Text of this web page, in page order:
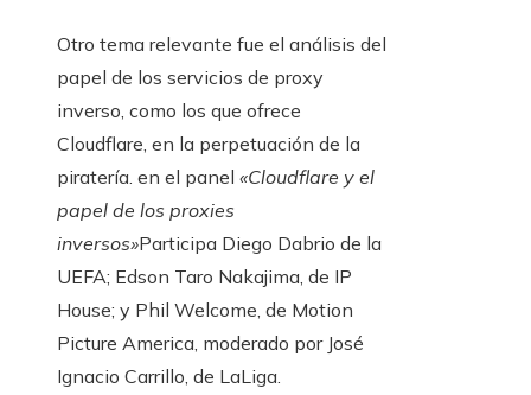
Otro tema relevante fue el análisis del
papel de los servicios de proxy
inverso, como los que ofrece
Cloudflare, en la perpetuación de la
piratería. en el panel «Cloudflare y el
papel de los proxies
inversos»Participa Diego Dabrio de la
UEFA; Edson Taro Nakajima, de IP
House; y Phil Welcome, de Motion
Picture America, moderado por José
Ignacio Carrillo, de LaLiga.